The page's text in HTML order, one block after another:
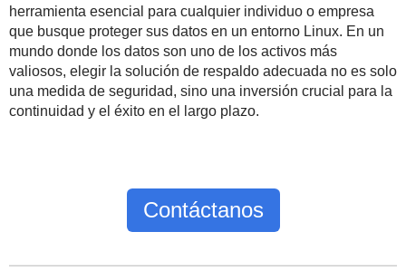
herramienta esencial para cualquier individuo o empresa
que busque proteger sus datos en un entorno Linux. En un
mundo donde los datos son uno de los activos más
valiosos, elegir la solución de respaldo adecuada no es solo
una medida de seguridad, sino una inversión crucial para la
continuidad y el éxito en el largo plazo.
Contáctanos